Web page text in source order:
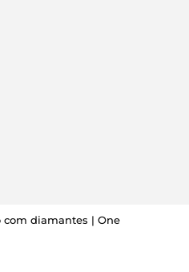
com diamantes | One